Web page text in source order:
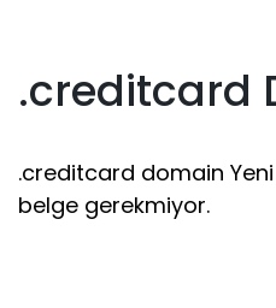
.creditcard
.creditcard domain Yeni
belge gerekmiyor.